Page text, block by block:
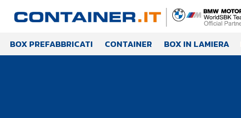
BOX PREFABBRICATI CONTAINER BOX IN LAMIERA